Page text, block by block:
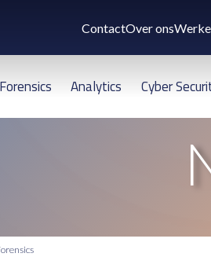
ContactOver ons
Analytics Cyber